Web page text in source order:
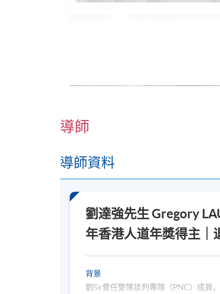
導師
導師資料
劉達強先生 Gregory
年香港人道年獎得主｜
背景
劉Sir曾任警隊談判專隊（PNC）成員